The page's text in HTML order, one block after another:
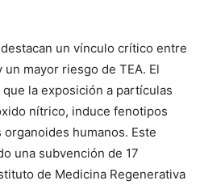
un vínculo crítico entre
mayor riesgo de TEA. El
la exposición a partículas
nítrico, induce fenotipos
humanos. Este
una subvención de 17
de Medicina Regenerativa